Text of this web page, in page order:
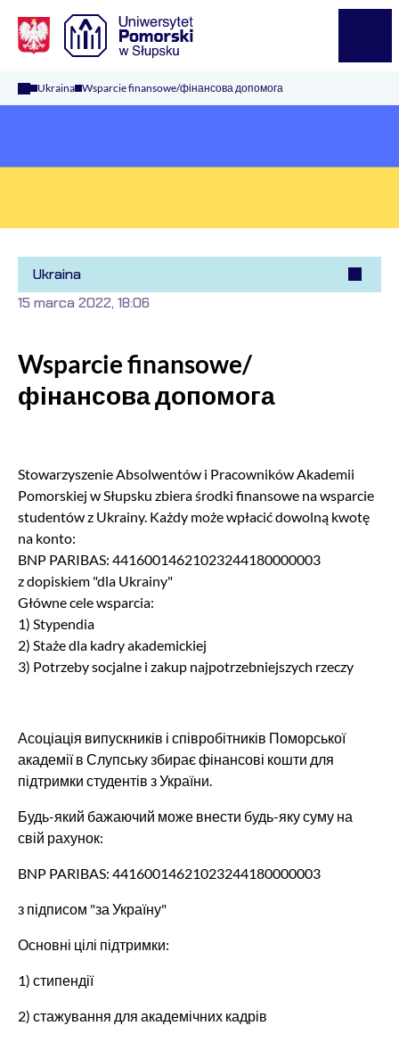
Ukraina Wsparcie finansowe/фінансова допомога
Ukraina
Wsparcie finansowe/
фінансова допомога
15 marca 2022, 18:06
Stowarzyszenie Absolwentów i Pracowników Akademii
Pomorskiej w Słupsku zbiera środki finansowe na wsparcie
studentów z Ukrainy. Każdy może wpłacić dowolną kwotę
na konto:
BNP PARIBAS: 44160014621023244180000003
z dopiskiem "dla Ukrainy"
Główne cele wsparcia:
1) Stypendia
2) Staże dla kadry akademickiej
3) Potrzeby socjalne i zakup najpotrzebniejszych rzeczy
Асоціація випускників і співробітників Поморської
академії в Слупську збирає фінансові кошти для
підтримки студентів з України.
Будь-який бажаючий може внести будь-яку суму на
свій рахунок:
BNP PARIBAS: 44160014621023244180000003
з підписом "за Україну"
Основні цілі підтримки:
1) стипендії
2) стажування для академічних кадрів